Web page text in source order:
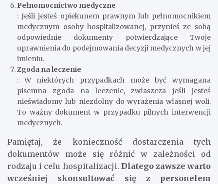
Pełnomocnictwo medyczne
: Jeśli jesteś opiekunem prawnym lub pełnomocnikiem
medycznym osoby hospitalizowanej, przynieś ze sobą
odpowiednie dokumenty potwierdzające Twoje
uprawnienia do podejmowania decyzji medycznych w jej
imieniu.
Zgoda na leczenie
: W niektórych przypadkach może być wymagana
pisemna zgoda na leczenie, zwłaszcza jeśli jesteś
nieświadomy lub niezdolny do wyrażenia własnej woli.
To ważny dokument w przypadku pilnych interwencji
medycznych.
Pamiętaj, że konieczność dostarczenia tych
dokumentów może się różnić w zależności od
rodzaju i celu hospitalizacji. Dlatego zawsze warto
wcześniej skonsultować się z personelem